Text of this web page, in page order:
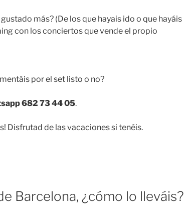
más? (De los que hayais ido o que hayáis
con los conciertos que vende el propio
por el set listo o no?
682 73 44 05.
Disfrutad de las vacaciones si tenéis.
Barcelona, ¿cómo lo lleváis?